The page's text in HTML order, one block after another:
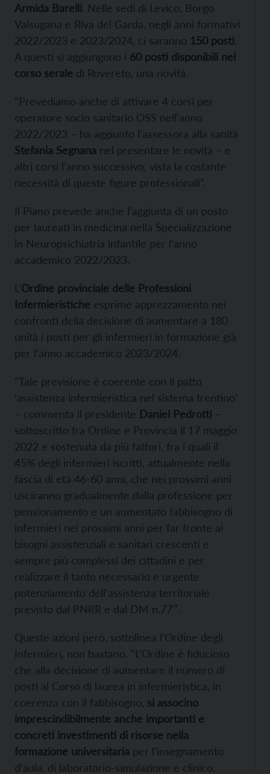
Armida Barelli. Nelle sedi di Levico, Borgo
Valsugana e Riva del Garda, negli anni formativi
2022/2023 e 2023/2024, ci saranno 150 posti.
A questi si aggiungono i 60 posti disponibili nel
corso serale di Rovereto, una novità.
“Prevediamo anche di attivare 4 corsi per
operatore socio sanitario OSS nell’anno
2022/2023 – ha aggiunto l’assessora alla sanità
Stefania Segnana nel presentare le novità – e
altri corsi l’anno successivo, vista la costante
necessità di queste figure professionali”.
Il Piano prevede anche l’aggiunta di un posto
per laureati in medicina nella Specializzazione
in Neuropsichiatria infantile per l’anno
accademico 2022/2023.
L’Ordine provinciale delle Professioni
Infermieristiche esprime apprezzamento nei
confronti della decisione di aumentare a 180
unità i posti per gli infermieri in formazione già
per l’anno accademico 2023/2024.
“Tale previsione è coerente con il patto
‘assistenza infermieristica nel sistema trentino’
– commenta il presidente Daniel Pedrotti –
sottoscritto fra Ordine e Provincia il 17 maggio
2022 e sostenuta da più fattori, fra i quali il
45% degli infermieri iscritti, attualmente nella
fascia di età 46-60 anni, che nei prossimi anni
usciranno gradualmente dalla professione per
pensionamento e un aumentato fabbisogno di
infermieri nei prossimi anni per far fronte ai
bisogni assistenziali e sanitari crescenti e
sempre più complessi dei cittadini e per
realizzare il tanto necessario e urgente
potenziamento dell’assistenza territoriale
previsto dal PNRR e dal DM n.77″.
Queste azioni però, sottolinea l’Ordine degli
Infermieri, non bastano. “L’Ordine è fiducioso
che alla decisione di aumentare il numero di
posti al Corso di laurea in infermieristica, in
coerenza con il fabbisogno, si associno
imprescindibilmente anche importanti e
concreti investimenti di risorse nella
formazione universitaria per l’insegnamento
d’aula, di laboratorio-simulazione e clinico,